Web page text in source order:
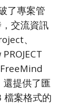
了專案管
交流資訊
、
提供了匯
檔案格式的